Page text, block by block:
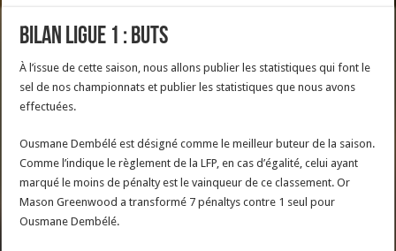
Bilan Ligue 1 : Buts
À l’issue de cette saison, nous allons publier les statistiques qui font le
sel de nos championnats et publier les statistiques que nous avons
effectuées.
Ousmane Dembélé est désigné comme le meilleur buteur de la saison.
Comme l’indique le règlement de la LFP, en cas d’égalité, celui ayant
marqué le moins de pénalty est le vainqueur de ce classement. Or
Mason Greenwood a transformé 7 pénaltys contre 1 seul pour
Ousmane Dembélé.